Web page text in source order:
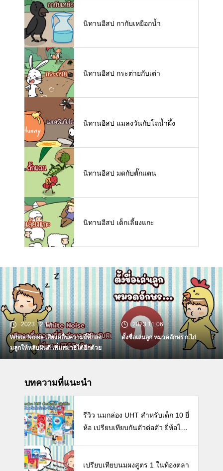
นิทานอีสป กากับเหยือกน้ำ
นิทานอีสป กระต่ายกับเต่า
นิทานอีสป แมลงวันกับโถน้ำผึ้ง
นิทานอีสป มดกับตั๊กแตน
นิทานอีสป เด็กเลี้ยงแกะ
2023.12.13
White Noise เสียงคลื่นความถี่ที่กล่อ
มลูกให้หลับฝันดี เพิ่มสมาธิได้อีกด้วย
2023.11.06
ตั้งชื่อเล่นลูก หมวดอักษร ก.ไก่
บทความที่แนะนำ
รีวิว นมกล่อง UHT สำหรับเด็ก 10 ยี่
ห้อ เปรียบเทียบกันตัวต่อตัว ยี่ห้อไห
เปรียบเทียบนมผงสูตร 1 ในท้องตลา